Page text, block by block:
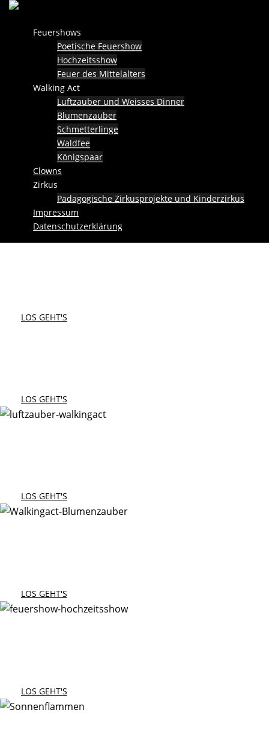
Skip
contentFeuershows
Poetische Feuershow
Hochzeitsshow
Feuer des Mittelalters
Walking Act
Luftzauber und Weisses Dinner
Blumenzauber
Schmetterlinge
Waldfee
Königspaar
Clowns
Zirkus
Pädagogische Zirkusprojekte und Kinderzirkus
Impressum
Datenschutzerklärung
LOS GEHT'S
LOS GEHT'S
LOS GEHT'S
LOS GEHT'S
LOS GEHT'S